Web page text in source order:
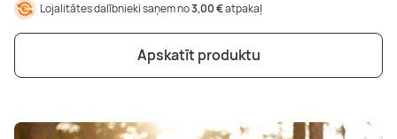
Lojalitātes dalībnieki saņem no3,00 €atpakaļ
Apskatīt produktu